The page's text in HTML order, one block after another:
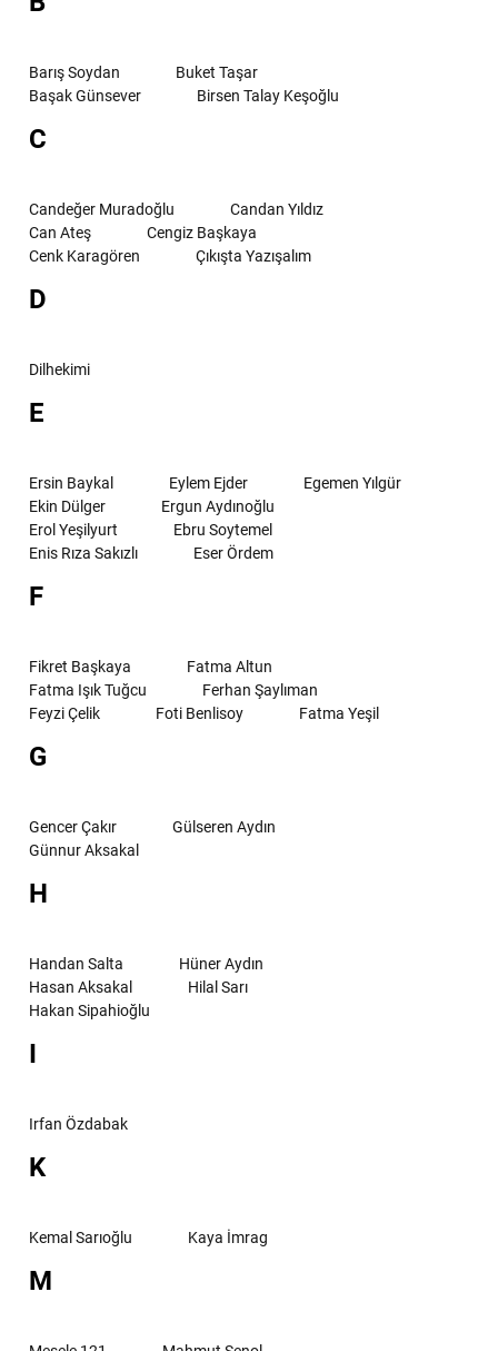
Barış Soydan
Buket Taşar
Başak Günsever
Birsen Talay Keşoğlu
C
Candeğer Muradoğlu
Candan Yıldız
Can Ateş
Cengiz Başkaya
Cenk Karagören
Çıkışta Yazışalım
D
Dilhekimi
E
Ersin Baykal Eylem Ejder
Egemen Yılgür
Ekin Dülger
Ergun Aydınoğlu
Erol Yeşilyurt
Ebru Soytemel
Enis Rıza Sakızlı
Eser Ördem
F
Fikret Başkaya
Fatma Altun
Fatma Işık Tuğcu
Ferhan Şaylıman
Feyzi Çelik
Foti Benlisoy Fatma Yeşil
G
Gencer Çakır
Gülseren Aydın
Günnur Aksakal
H
Handan Salta
Hüner Aydın
Hasan Aksakal
Hilal Sarı
Hakan Sipahioğlu
I
Irfan Özdabak
K
Kemal Sarıoğlu Kaya İmrag
M